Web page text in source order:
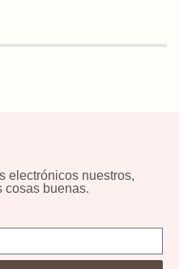
electrónicos nuestros,
cosas buenas.